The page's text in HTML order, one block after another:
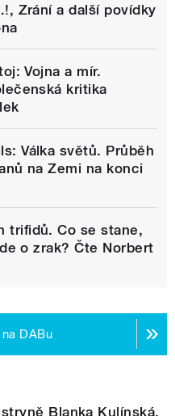
Zrání a další povídky
Vojna a mír.
kritika
Válka světů. Průběh
na Zemi na konci
trifidů. Co se stane,
o zrak? Čte Norbert
DABu
Blanka Kulínská.